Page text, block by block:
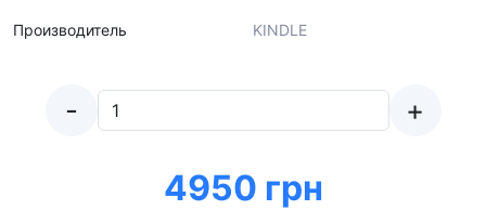
Производитель KINDLE
- +
4950 грн